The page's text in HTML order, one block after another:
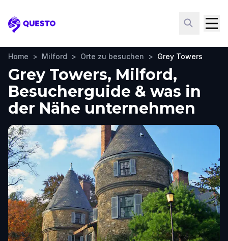
Questo
Home > Milford > Orte zu besuchen > Grey Towers
Grey Towers, Milford,
Besucherguide & was in
der Nähe unternehmen